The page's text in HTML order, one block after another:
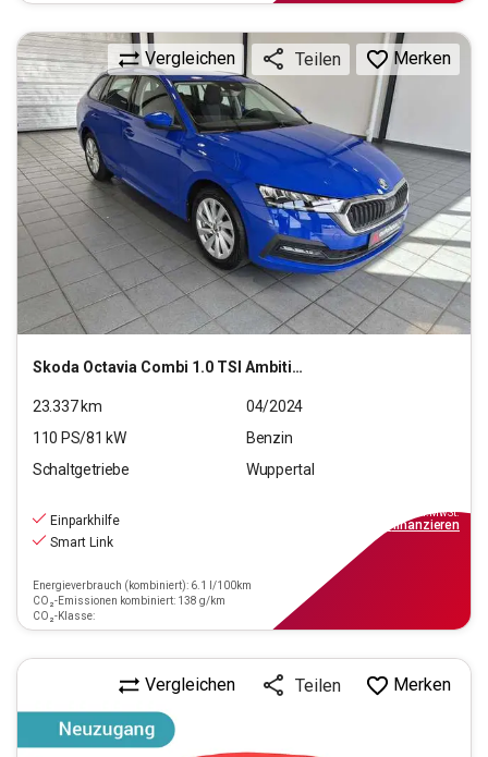
Skoda Octavia Combi 1.0 TSI Ambition OPF (EURO 6d)
Vergleichen Teilen Merken
23.337km
04/2024
110 PS/81 kW
Benzin
Schaltgetriebe
Wuppertal
Einparkhilfe
Smart Link
Energieverbrauch (kombiniert): 6.1 l/100km
CO₂-Emissionen kombiniert: 138 g/km
CO₂-Klasse:
inkl.MwSt.
finanzieren
Vergleichen Teilen Merken